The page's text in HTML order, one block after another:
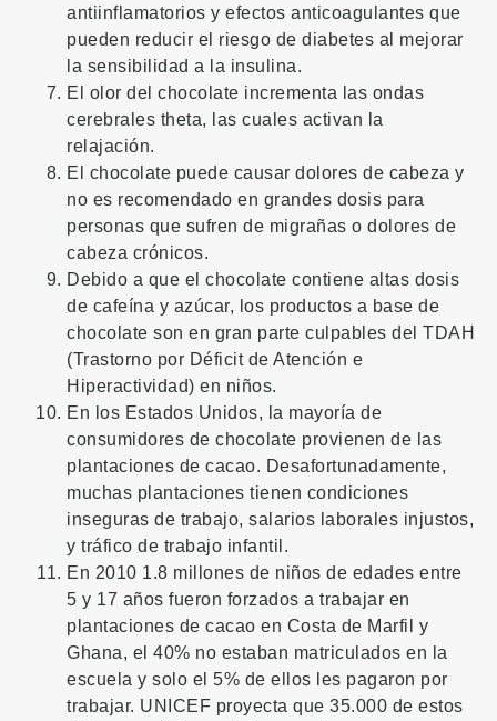
antiinflamatorios y efectos anticoagulantes que
pueden reducir el riesgo de diabetes al mejorar
la sensibilidad a la insulina.
El olor del chocolate incrementa las ondas
cerebrales theta, las cuales activan la
relajación.
El chocolate puede causar dolores de cabeza y
no es recomendado en grandes dosis para
personas que sufren de migrañas o dolores de
cabeza crónicos.
Debido a que el chocolate contiene altas dosis
de cafeína y azúcar, los productos a base de
chocolate son en gran parte culpables del TDAH
(Trastorno por Déficit de Atención e
Hiperactividad) en niños.
En los Estados Unidos, la mayoría de
consumidores de chocolate provienen de las
plantaciones de cacao. Desafortunadamente,
muchas plantaciones tienen condiciones
inseguras de trabajo, salarios laborales injustos,
y tráfico de trabajo infantil.
En 2010 1.8 millones de niños de edades entre
5 y 17 años fueron forzados a trabajar en
plantaciones de cacao en Costa de Marfil y
Ghana, el 40% no estaban matriculados en la
escuela y solo el 5% de ellos les pagaron por
trabajar. UNICEF proyecta que 35.000 de estos